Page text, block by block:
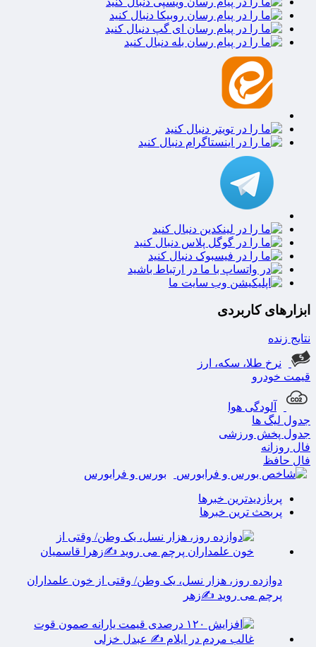
ابزارهای کاربردی
نتایج زنده
نرخ طلا، سکه، ارز
قیمت خودرو
آلودگی هوا
جدول لیگ ها
جدول پخش ورزشی
فال روزانه
فال حافظ
بورس و فرابورس
پربازدیدترین خبرها
پربحث ترین خبرها
دوازده روز، هزار نسل، یک وطن/ وقتی از خون علمداران
پرچم می روید ✍️زهر